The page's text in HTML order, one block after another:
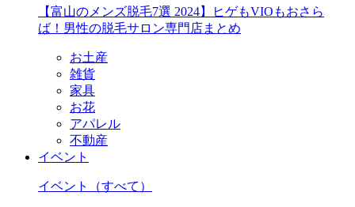
【富山のメンズ脱毛7選 2024】ヒゲもVIOもおさら
ば！男性の脱毛サロン専門店まとめ
お土産
雑貨
家具
お花
アパレル
不動産
イベント
イベント （すべて）